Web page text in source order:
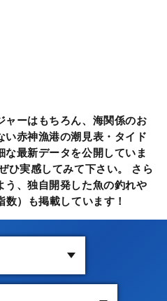
ャーはもちろん、海関係のお
い赤神漁港の潮見表・タイド
最新データを公開していま
ひ実感してみて下さい。 さら
う、独自開発した魚の釣れや
）も掲載しています！